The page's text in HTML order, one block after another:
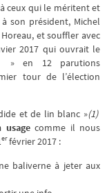
ceux qui le méritent et
son président, Michel
et souffler avec
2017 qui ouvrait le
» en 12 parutions
tour de l’élection
et de lin blanc »(1)
comme il nous
erfévrier 2017 :
baliverne à jeter aux